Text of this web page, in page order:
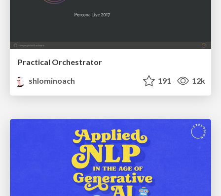
Practical Orchestrator
shlominoach
191 12k